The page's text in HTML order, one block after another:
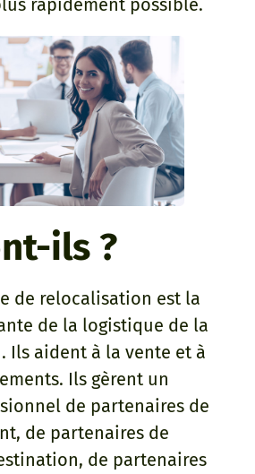
ils ?
de relocalisation est la
de la logistique de la
Ils aident à la vente et à
Ils gèrent un
de partenaires de
de partenaires de
de partenaires